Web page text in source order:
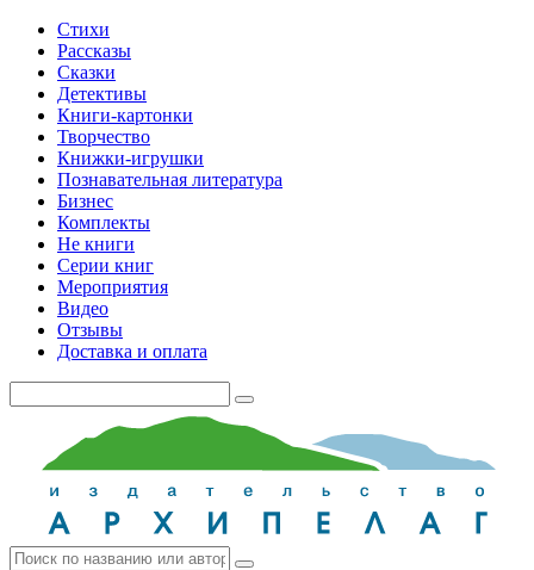
Стихи
Рассказы
Сказки
Детективы
Книги-картонки
Творчество
Книжки-игрушки
Познавательная литература
Бизнес
Комплекты
Не книги
Серии книг
Мероприятия
Видео
Отзывы
Доставка и оплата